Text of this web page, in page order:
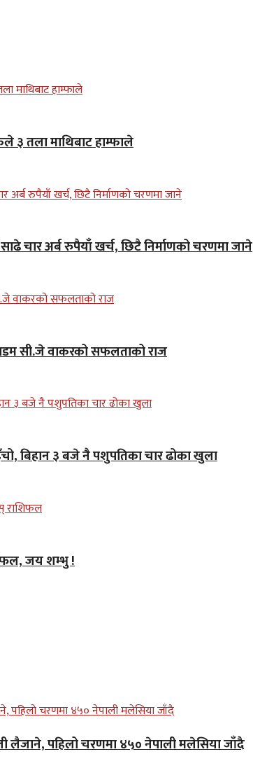
३ तला माथिबाट हाम्फाले
चार अर्ब रुपैयाँ खर्च, छिटै निर्माणको चरणमा जाने
सी.जे वाकरको सफलताको राज
बिहान ३ बजे नै पशुपतिका चार ढोका खुला
जय शम्भु !
लैजाने, पहिलो चरणमा ४५० नेपाली मलेसिया जाँदै